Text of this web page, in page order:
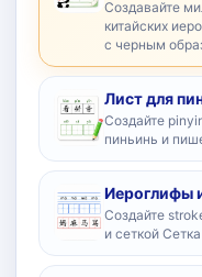
Создавайте
китайских
с черным
Лист для
Создайте
пиньинь и
Иероглифы
Создайте
и сеткой